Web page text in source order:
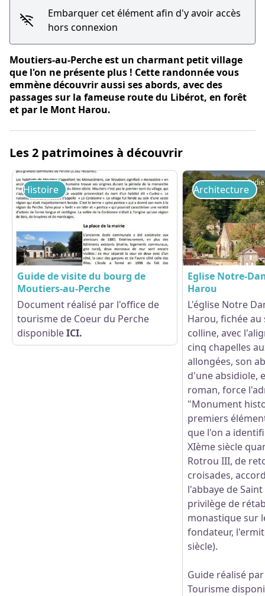
Embarquer cet élément afin d'y avoir accès
hors connexion
Moutiers-au-Perche est un charmant petit village
que l'on ne présente plus ! Cette randonnée vous
emmène découvrir aussi ses abords, avec des
passages sur la fameuse route du Libérot, en forêt
et par le Mont Harou.
Les 2 patrimoines à découvrir
Voir l'image en plein écran
Histoire
Guide de visite du bourg de
Moutiers-au-Perche
Document réalisé par l'office de
tourisme de Coeur du Perche
disponibleICI.
Architecture
Eglise Notre-
Harou
L'église Notre
Harou, fichée
colline, avec
cinq chapelles
allongées, son
d'une absidiole,
roman, force
"Monument
premiers
que l'on a
XIème siècle
Rotrou III, de
croisades,
l'abbaye de
privilège de
monastique sur
fondateur,
siècle).
Guide réalisé
Tourisme